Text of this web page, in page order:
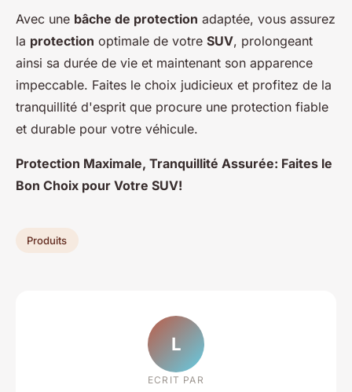
Avec une bâche de protection adaptée, vous assurez
la protection optimale de votre SUV, prolongeant
ainsi sa durée de vie et maintenant son apparence
impeccable. Faites le choix judicieux et profitez de la
tranquillité d'esprit que procure une protection fiable
et durable pour votre véhicule.
Protection Maximale, Tranquillité Assurée: Faites le
Bon Choix pour Votre SUV!
Produits
L
ECRIT PAR